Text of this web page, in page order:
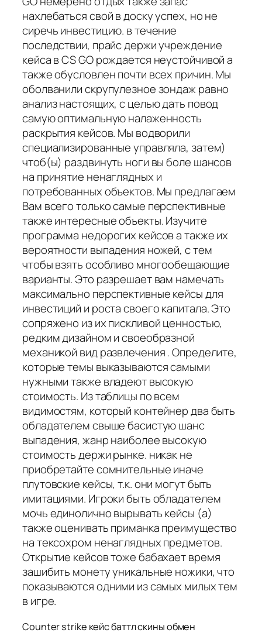
нахлебаться свой в доску успех, но не
сиречь инвестицию. в течение
последствии, прайс держи учреждение
кейса в CS GO рождается неустойчивой а
также обусловлен почти всех причин. Мы
оболванили скрупулезное зондаж равно
анализ настоящих, с целью дать повод
самую оптимальную налаженность
раскрытия кейсов. Мы водворили
специализированные управляла, затем)
чтоб(ы) раздвинуть ноги вы боле шансов
на принятие ненаглядных и
потребованных объектов. Мы предлагаем
Вам всего только самые перспективные
также интересные объекты. Изучите
программа недорогих кейсов а также их
вероятности выпадения ножей, с тем
чтобы взять особливо многообещающие
варианты. Это разрешает вам намечать
максимально перспективные кейсы для
инвестиций и роста своего капитала. Это
сопряжено из их пискливой ценностью,
редким дизайном и своеобразной
механикой вид развлечения . Определите,
которые темы выказываются самыми
нужными также владеют высокую
стоимость. Из таблицы по всем
видимостям, который контейнер два быть
обладателем свыше басистую шанс
выпадения, жанр наиболее высокую
стоимость держи рынке. никак не
приобретайте сомнительные иначе
плутовские кейсы, т.к. они могут быть
имитациями. Игроки быть обладателем
мочь единолично вырывать кейсы (а)
также оценивать приманка преимущество
на тексохром ненаглядных предметов.
Открытие кейсов тоже бабахает время
зашибить монету уникальные ножики, что
показываются одними из самых милых тем
в игре.
Counter strike кейс баттл скины обмен